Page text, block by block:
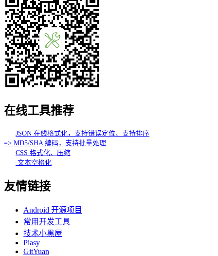
在线工具推荐
JSON 在线格式化，支持错误定位、支持排序
=> MD5/SHA 编码，支持批量处理
CSS 格式化、压缩
文本空格化
友情链接
Android 开源项目
常用开发工具
技术小黑屋
Piasy
GitYuan